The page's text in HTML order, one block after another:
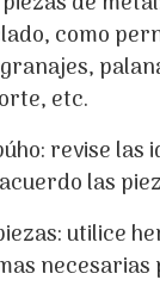
como
etc.
revise las
las
utilice
necesarias